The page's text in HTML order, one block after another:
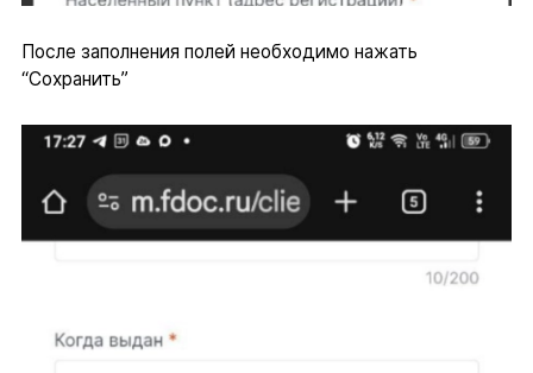
После заполнения полей необходимо нажать
“Сохранить”